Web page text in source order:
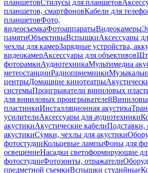
планшетовСтилусы для планшетов
планшетов, смартфоновКабели для
планшетовФото,
видеосъемкаФотоаппаратыВидеокамеры
памятиОбъективыВспышкиАксессуары
чехлы для камерЗарядные устройства,
видеокамерАксессуары для объективов
фоторамкиАудиотехникаМультимедиа
метеостанцииРадиоприемники
центрыДомашние кинотеатры
системыПроигрыватели виниловых
для виниловых проигрывателей
пластинкиИнсталляционная акустика
усилителиАксессуары для аудиотехники
акустикиАкустические кабелиПодставки,
акустикиСумки, чехлы для акустики
фотостудииКольцевые лампыФоны для
освещениеНасадки светоформирующие
фотостудииФотозонты, отражатели
предметной съемкиВспышки студийные